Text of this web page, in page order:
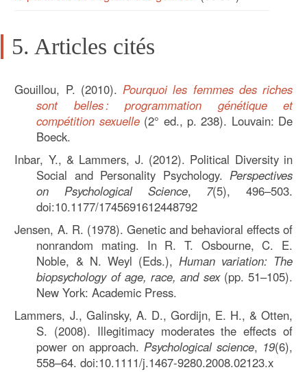
5. Articles cités
Gouillou, P. (2010).Pourquoi les femmes des riches
sont belles : programmation génétique et
compétition sexuelle(2° ed., p. 238). Louvain: De
Boeck.
Inbar, Y., & Lammers, J. (2012). Political Diversity in
Social and Personality Psychology. Perspectives
on Psychological Science, 7(5), 496–503.
doi:10.1177/1745691612448792
Jensen, A. R. (1978). Genetic and behavioral effects of
nonrandom mating. In R. T. Osbourne, C. E.
Noble, & N. Weyl (Eds.), Human variation: The
biopsychology of age, race, and sex(pp. 51–105).
New York: Academic Press.
Lammers, J., Galinsky, A. D., Gordijn, E. H., & Otten,
S. (2008). Illegitimacy moderates the effects of
power on approach.Psychological science, 19(6),
558–64. doi:10.1111/j.1467-9280.2008.02123.x